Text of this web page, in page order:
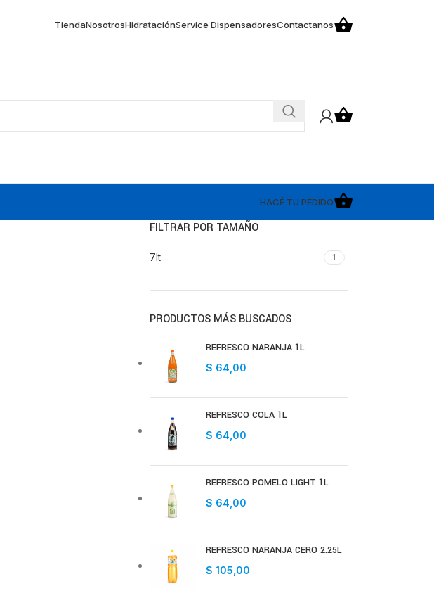
TiendaNosotrosHidrataciónService DispensadoresContactanos
HACÉ TU PEDIDO
FILTRAR POR TAMAÑO
7lt 1
PRODUCTOS MÁS BUSCADOS
REFRESCO NARANJA 1L
$ 64,00
REFRESCO COLA 1L
$ 64,00
REFRESCO POMELO LIGHT 1L
$ 64,00
REFRESCO NARANJA CERO 2.25L
$ 105,00